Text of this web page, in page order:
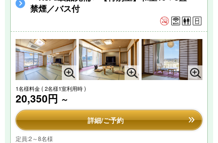
禁煙／バス付
1名様料金( 2名様1室利用時 )
20,350円 ～
詳細/ご予約
定員:2～8名様